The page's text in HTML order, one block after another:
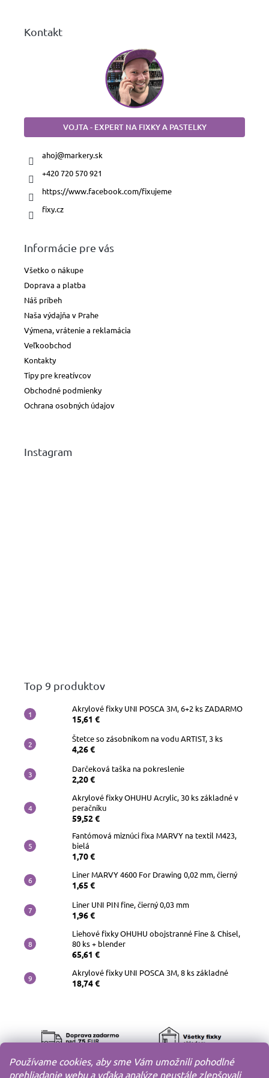
Používame cookies, aby sme Vám umožnili pohodlné
prehliadanie webu a vďaka analýze neustále zlepšovali
Kontakt
VOJTA - EXPERT NA FIXKY A PASTELKY
ahoj@markery.sk
+420 720 570 921
https://www.facebook.com/fixujeme
fixy.cz
Informácie pre vás
Všetko o nákupe
Doprava a platba
Náš príbeh
Naša výdajňa v Prahe
Výmena, vrátenie a reklamácia
Veľkoobchod
Kontakty
Tipy pre kreatívcov
Obchodné podmienky
Ochrana osobných údajov
Instagram
Top 9 produktov
Akrylové fixky UNI POSCA 3M, 6+2 ks ZADARMO
15,61 €
Štetce so zásobníkom na vodu ARTIST, 3 ks
4,26 €
Darčeková taška na pokreslenie
2,20 €
Akrylové fixky OHUHU Acrylic, 30 ks základné v
peračníku
59,52 €
Fantómová miznúci fixa MARVY na textil M423,
bielá
1,70 €
Liner MARVY 4600 For Drawing 0,02 mm, čierný
1,65 €
Liner UNI PIN fine, čierný 0,03 mm
1,96 €
Liehové fixky OHUHU obojstranné Fine & Chisel,
80 ks + blender
65,61 €
Akrylové fixky UNI POSCA 3M, 8 ks základné
18,74 €